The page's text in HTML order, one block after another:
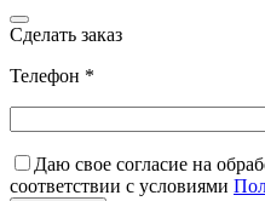
Сделать заказ
Телефон *
Даю свое согласие на
соответствии с условиями